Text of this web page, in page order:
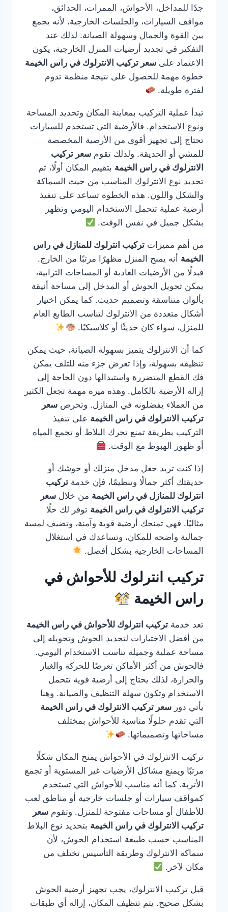
جدًا للمداخل، الأحواش، الممرات، الحدائق،
مواقف السيارات، والجلسات الخارجية، لأنه يجمع
بين القوة والجمال وسهولة الصيانة. لذلك عند
التفكير في تجديد أرضيات المنزل الخارجية، يكون
الاعتماد على سعر تركيب الانترلوك في راس الخيمة
خطوة مهمة للحصول على نتيجة منظمة تدوم
لفترة طويلة.
تبدأ عملية التركيب بمعاينة المكان وتحديد المساحة
ونوع الاستخدام. فالأرضية التي تستخدم للسيارات
تحتاج إلى تجهيز أقوى من الأرضية المخصصة
للمشي أو الحديقة. ولذلك تقوم سعر تركيب
الانترلوك في راس الخيمة بتقييم المكان أولًا، ثم
تحديد نوع الانترلوك المناسب من حيث السماكة
والشكل واللون. هذه الخطوة تساعد على تنفيذ
أرضية عملية تتحمل الاستخدام اليومي وتظهر
بشكل جميل في نفس الوقت.
من أهم مميزات تركيب انترلوك للمنازل في راس
الخيمة أنه يمنح المنزل مظهرًا مرتبًا من الخارج.
فبدلًا من الأرضيات العادية أو المساحات الترابية،
يمكن تحويل الحوش أو المدخل إلى مساحة أنيقة
بألوان متناسقة وتصميم حديث. كما يمكن اختيار
أشكال متعددة من الانترلوك لتناسب الطابع العام
للمنزل، سواء كان حديثًا أو كلاسيكيًا.
كما أن الانترلوك يتميز بسهولة الصيانة، حيث يمكن
تنظيفه بسهولة، وإذا تعرض جزء منه للتلف يمكن
فك القطع المتضررة واستبدالها دون الحاجة إلى
إزالة الأرضية بالكامل. وهذه ميزة مهمة تجعل الكثير
من العملاء يفضلونه في المنازل. وتحرص سعر
تركيب الانترلوك في راس الخيمة على تنفيذ
التركيب بطريقة تمنع تحرك البلاط أو تجمع المياه
أو ظهور الهبوط مع الوقت.
إذا كنت تريد جعل مدخل منزلك أو حوشك أو
حديقتك أكثر جمالًا وتنظيمًا، فإن خدمة تركيب
انترلوك للمنازل في راس الخيمة من خلال سعر
تركيب الانترلوك في راس الخيمة توفر لك حلًا
مثاليًا. فهي تمنحك أرضية قوية وآمنة، وتضيف لمسة
جمالية واضحة للمكان، وتساعدك في استغلال
المساحات الخارجية بشكل أفضل.
تركيب انترلوك للأحواش في
راس الخيمة
تعد خدمة تركيب انترلوك للأحواش في راس الخيمة
من أفضل الاختيارات لتجديد الحوش وتحويله إلى
مساحة عملية وجميلة تناسب الاستخدام اليومي.
فالحوش من أكثر الأماكن تعرضًا للحركة والغبار
والحرارة، لذلك يحتاج إلى أرضية قوية تتحمل
الاستخدام وتكون سهلة التنظيف والصيانة. وهنا
يأتي دور سعر تركيب الانترلوك في راس الخيمة
التي تقدم حلولًا مناسبة للأحواش بمختلف
مساحاتها وتصميماتها.
تركيب الانترلوك في الأحواش يمنح المكان شكلًا
مرتبًا ويمنع مشاكل الأرضيات غير المستوية أو تجمع
الأتربة. كما أنه مناسب للأحواش التي تستخدم
كمواقف سيارات أو جلسات خارجية أو مناطق لعب
للأطفال أو مساحات مفتوحة للمنزل. وتقوم سعر
تركيب الانترلوك في راس الخيمة بتحديد نوع البلاط
المناسب حسب طبيعة استخدام الحوش، لأن
سماكة الانترلوك وطريقة التأسيس تختلف من
مكان لآخر.
قبل تركيب الانترلوك، يجب تجهيز أرضية الحوش
بشكل صحيح. يتم تنظيف المكان، إزالة أي طبقات